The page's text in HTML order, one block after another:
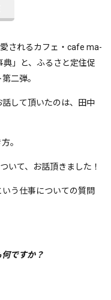
されるカフェ・cafe ma-
」と、ふるさと定住促
二弾。
して頂いたのは、田中
。
いて、お話頂きました！
う仕事についての質問
ですか？